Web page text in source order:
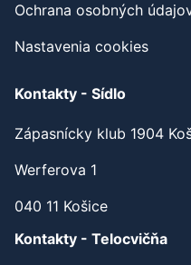
Ochrana osobných
Nastavenia cookies
Kontakty - Sídlo
Zápasnícky klub 1904
Werferova 1
040 11 Košice
Kontakty - Telocvičňa